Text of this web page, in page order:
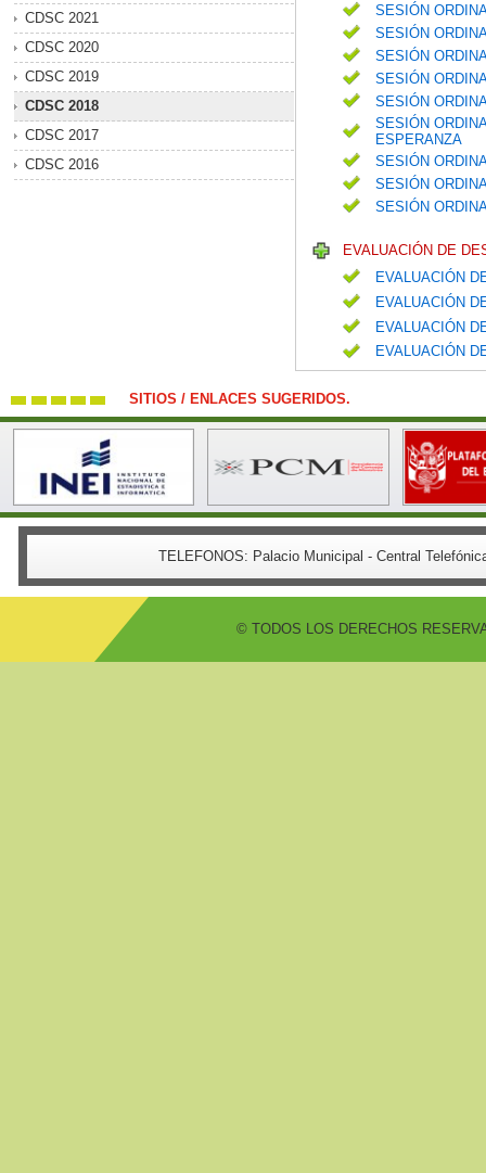
CDSC 2021
CDSC 2020
CDSC 2019
CDSC 2018
CDSC 2017
CDSC 2016
SESIÓN
SESIÓN
SESIÓN
SESIÓN
SESIÓN
SESIÓN
ESPERANZA
SESIÓN
SESIÓN
SESIÓN
EVALUACIÓN DE
EVALUACIÓN
EVALUACIÓN
EVALUACIÓN
EVALUACIÓN
SITIOS / ENLACES SUGERIDOS.
TELEFONOS: Palacio Municipal - Central
© TODOS LOS DERECHOS